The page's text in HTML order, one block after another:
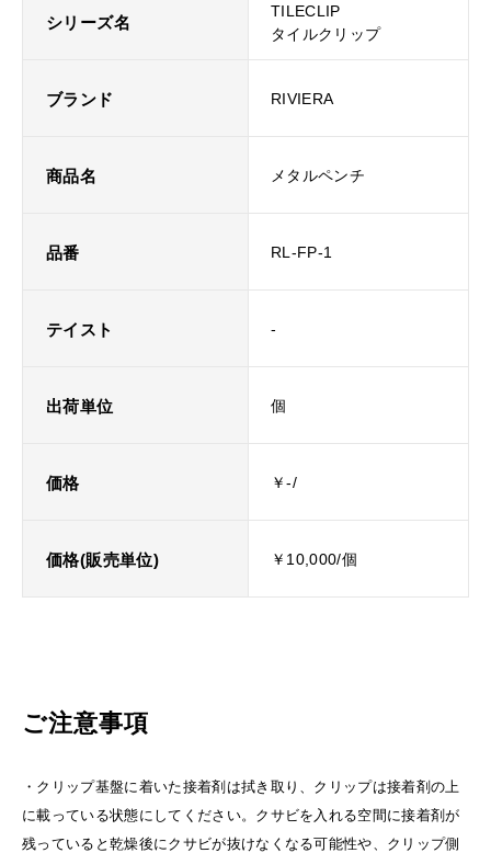
シリーズ名
TILECLIP
タイルクリップ
ブランド RIVIERA
商品名 メタルペンチ
品番 RL-FP-1
テイスト -
出荷単位 個
価格 ￥-/
価格(販売単位) ￥10,000/個
ご注意事項
・クリップ基盤に着いた接着剤は拭き取り、クリップは接着剤の上
に載っている状態にしてください。クサビを入れる空間に接着剤が
残っていると乾燥後にクサビが抜けなくなる可能性や、クリップ側